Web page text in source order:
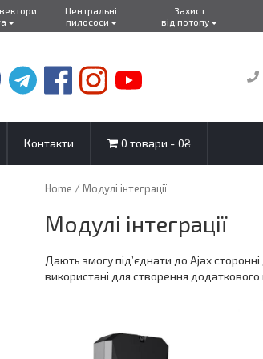
Контакти 0 товари 0₴
Home / Модулі інтеграції
Модулі інтеграції
Дають змогу під’єднати до Ajax
використані для створення додаткового
Центральні
пилососи
Захист
від потопу